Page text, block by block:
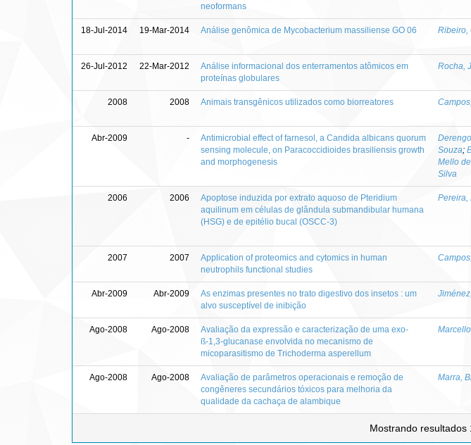
neoformans
18-Jul-2014 19-Mar-2014 Análise genômica de Mycobacterium massiliense GO 06 Ribeiro,
26-Jul-2012 22-Mar-2012
Análise informacional dos enterramentos atômicos em
proteínas globulares
Rocha,
2008 2008 Animais transgênicos utilizados como biorreatores
Abr-2009 -
Antimicrobial effect of farnesol, a Candida albicans quorum
sensing molecule, on Paracoccidioides brasiliensis growth
and morphogenesis
Souza;
Mello de
Silva
2006 2006
Apoptose induzida por extrato aquoso de Pteridium
aquilinum em células de glândula submandibular humana
(HSG) e de epitélio bucal (OSCC-3)
Pereira,
2007 2007
Application of proteomics and cytomics in human
neutrophils functional studies
Abr-2009 Abr-2009
As enzimas presentes no trato digestivo dos insetos : um
alvo susceptível de inibição
Ago-2008 Ago-2008
Avaliação da expressão e caracterização de uma exo-
ß-1,3-glucanase envolvida no mecanismo de
micoparasitismo de Trichoderma asperellum
Ago-2008 Ago-2008
Avaliação de parâmetros operacionais e remoção de
congêneres secundários tóxicos para melhoria da
qualidade da cachaça de alambique
Marra,
Mostrando resultados